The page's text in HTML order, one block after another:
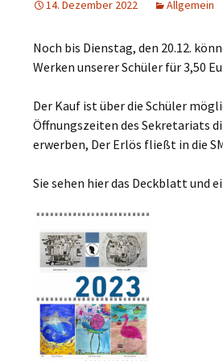
Ethik
Deutsch
Französisch
Musik
Geographie
Sport
Chemie
Bildende Kunst
Unsere
Hier finden Sie uns:
Downloads
14. Dezember 2022 Allgemein
Noch bis Dienstag, den 20.12.
Werken unserer Schüler für 3,50
Der Kauf ist über die Schüler
Öffnungszeiten des Sekretariats
erwerben, Der Erlös fließt in die
Sie sehen hier das Deckblatt und